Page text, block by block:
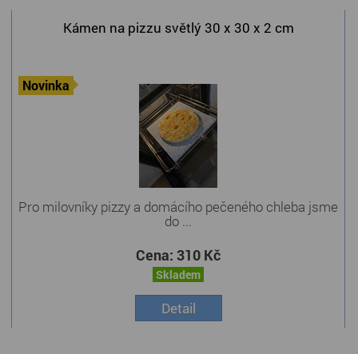
Kámen na pizzu světlý 30 x 30 x 2 cm
Novinka
Pro milovníky pizzy a domácího pečeného chleba jsme
do ...
Cena: 310 Kč
Skladem
Detail